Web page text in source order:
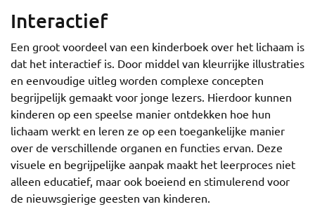
Interactief
Een groot voordeel van een kinderboek over het lichaam is
dat het interactief is. Door middel van kleurrijke illustraties
en eenvoudige uitleg worden complexe concepten
begrijpelijk gemaakt voor jonge lezers. Hierdoor kunnen
kinderen op een speelse manier ontdekken hoe hun
lichaam werkt en leren ze op een toegankelijke manier
over de verschillende organen en functies ervan. Deze
visuele en begrijpelijke aanpak maakt het leerproces niet
alleen educatief, maar ook boeiend en stimulerend voor
de nieuwsgierige geesten van kinderen.